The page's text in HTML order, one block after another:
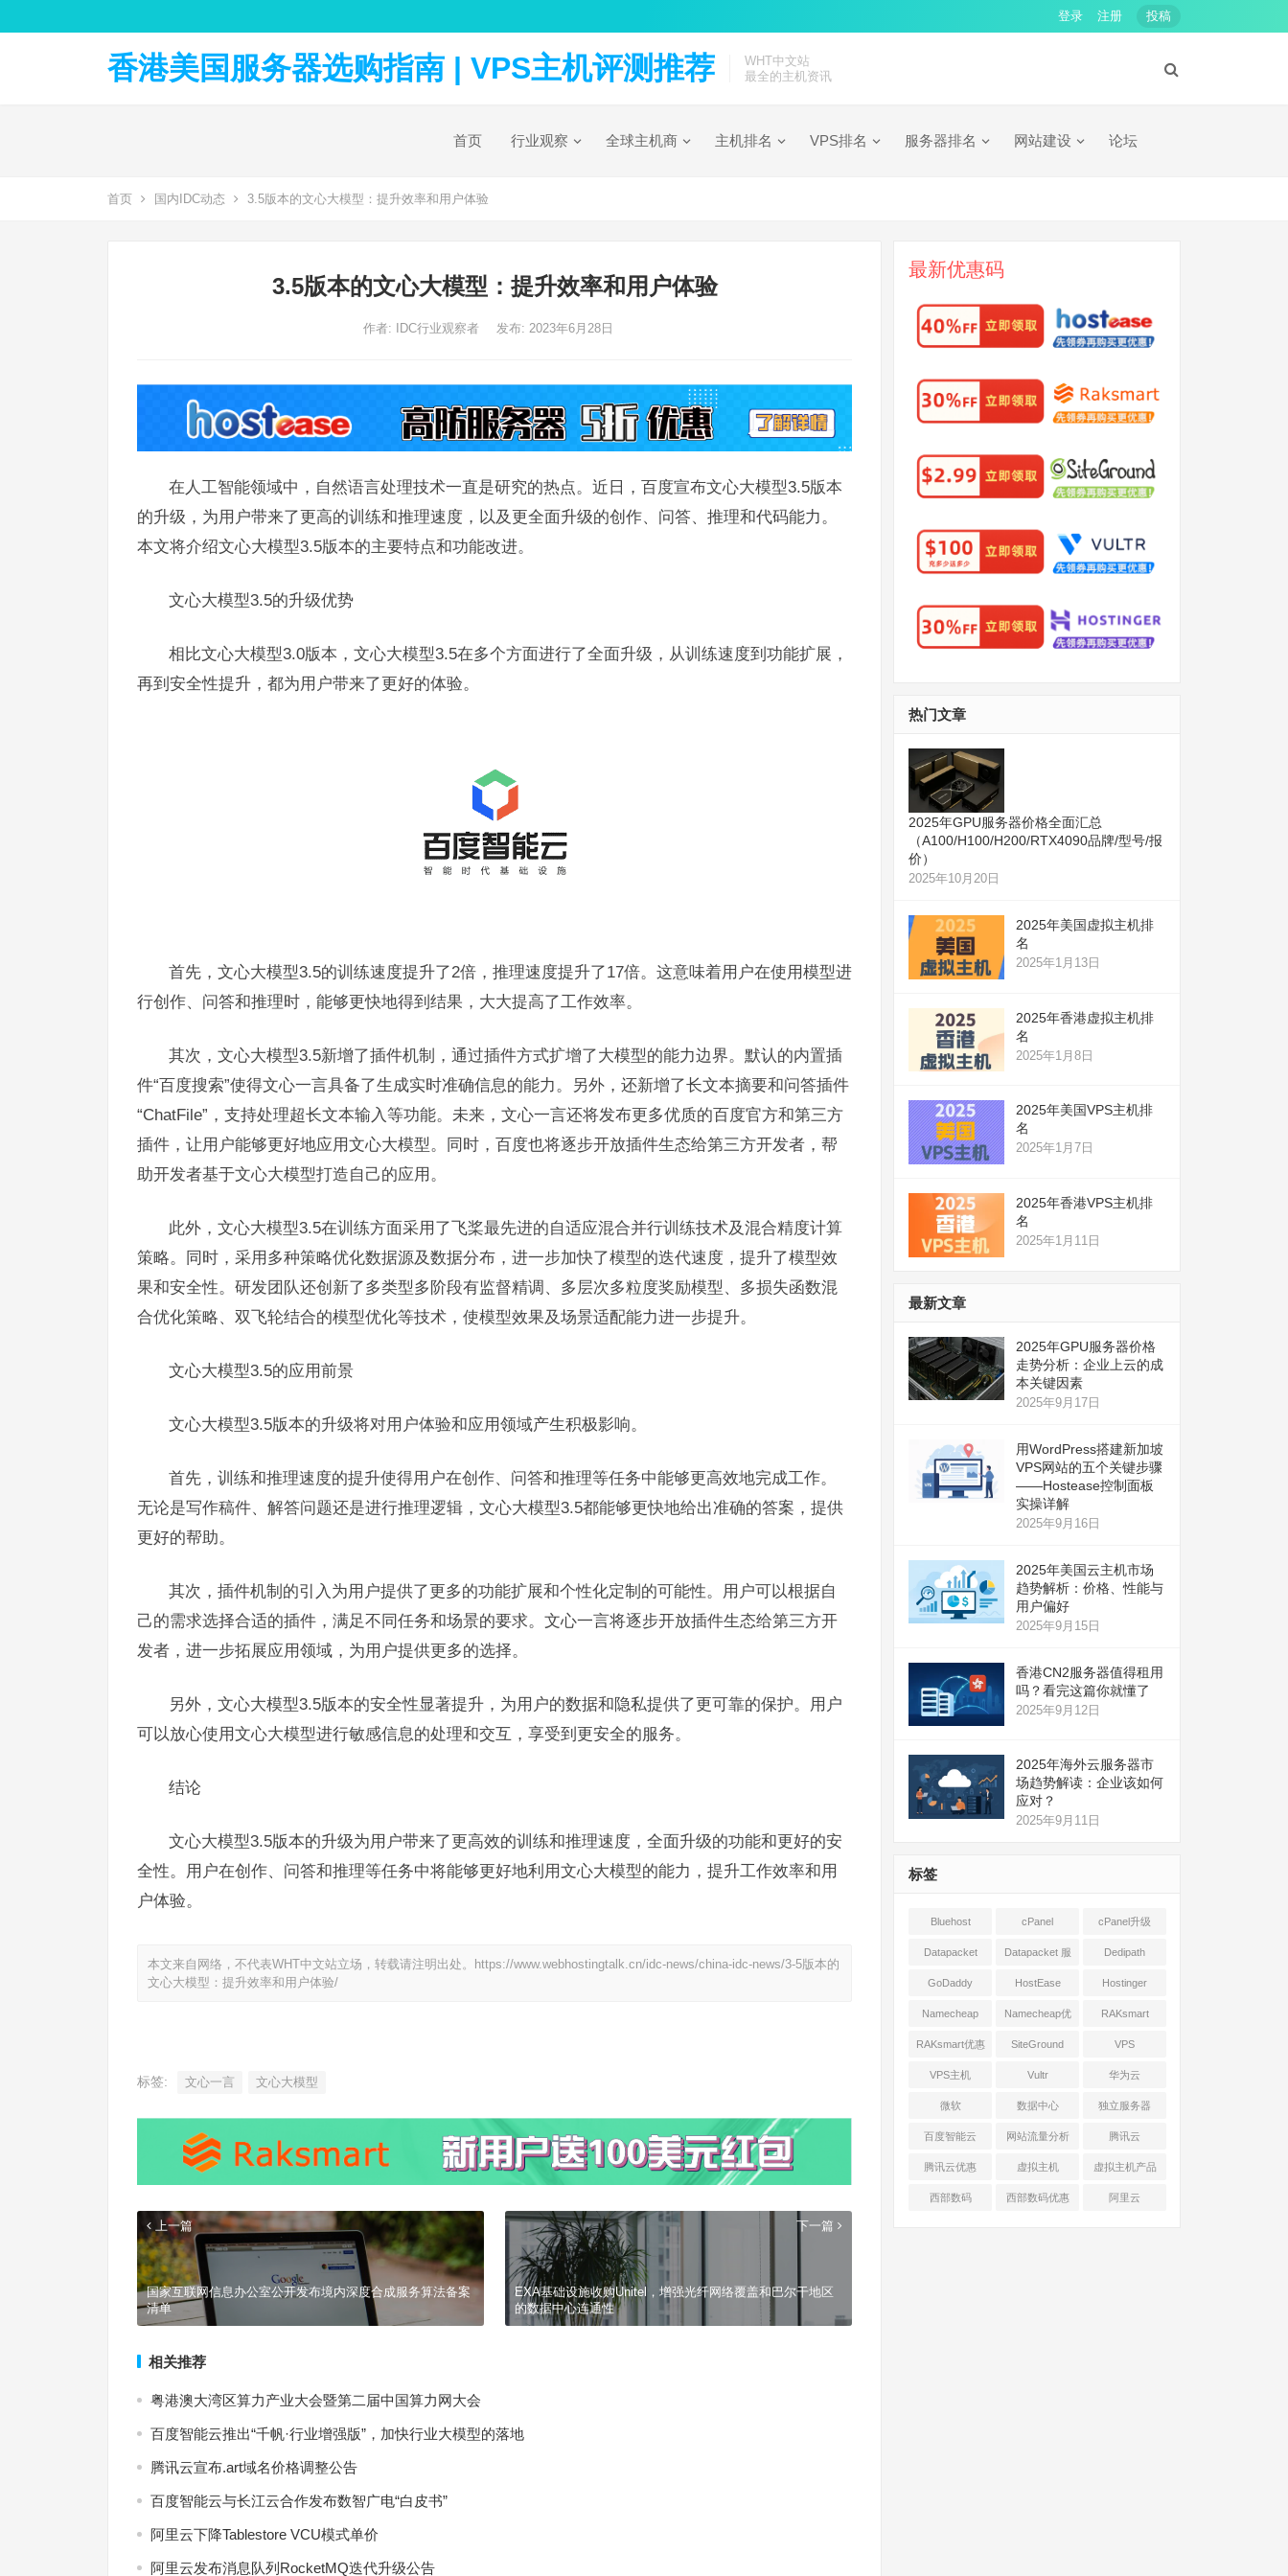
登录 注册 投稿
香港美国服务器选购指南 | VPS主机评测推荐
WHT中文站
最全的主机资讯
首页 行业观察 全球主机商 主机排名 VPS排名 服务器排名 网站建设 论坛
首页 国内IDC动态 3.5版本的文心大模型：提升效率和用户体验
3.5版本的文心大模型：提升效率和用户体验
作者: IDC行业观察者 发布: 2023年6月28日
在人工智能领域中，自然语言处理技术一直是研究的热点。近日，百度宣布文心大模型3.5版本
的升级，为用户带来了更高的训练和推理速度，以及更全面升级的创作、问答、推理和代码能力。
本文将介绍文心大模型3.5版本的主要特点和功能改进。
文心大模型3.5的升级优势
相比文心大模型3.0版本，文心大模型3.5在多个方面进行了全面升级，从训练速度到功能扩展，
再到安全性提升，都为用户带来了更好的体验。
首先，文心大模型3.5的训练速度提升了2倍，推理速度提升了17倍。这意味着用户在使用模型进
行创作、问答和推理时，能够更快地得到结果，大大提高了工作效率。
其次，文心大模型3.5新增了插件机制，通过插件方式扩增了大模型的能力边界。默认的内置插
件“百度搜索”使得文心一言具备了生成实时准确信息的能力。另外，还新增了长文本摘要和问答插件
“ChatFile”，支持处理超长文本输入等功能。未来，文心一言还将发布更多优质的百度官方和第三方
插件，让用户能够更好地应用文心大模型。同时，百度也将逐步开放插件生态给第三方开发者，帮
助开发者基于文心大模型打造自己的应用。
此外，文心大模型3.5在训练方面采用了飞桨最先进的自适应混合并行训练技术及混合精度计算
策略。同时，采用多种策略优化数据源及数据分布，进一步加快了模型的迭代速度，提升了模型效
果和安全性。研发团队还创新了多类型多阶段有监督精调、多层次多粒度奖励模型、多损失函数混
合优化策略、双飞轮结合的模型优化等技术，使模型效果及场景适配能力进一步提升。
文心大模型3.5的应用前景
文心大模型3.5版本的升级将对用户体验和应用领域产生积极影响。
首先，训练和推理速度的提升使得用户在创作、问答和推理等任务中能够更高效地完成工作。
无论是写作稿件、解答问题还是进行推理逻辑，文心大模型3.5都能够更快地给出准确的答案，提供
更好的帮助。
其次，插件机制的引入为用户提供了更多的功能扩展和个性化定制的可能性。用户可以根据自
己的需求选择合适的插件，满足不同任务和场景的要求。文心一言将逐步开放插件生态给第三方开
发者，进一步拓展应用领域，为用户提供更多的选择。
另外，文心大模型3.5版本的安全性显著提升，为用户的数据和隐私提供了更可靠的保护。用户
可以放心使用文心大模型进行敏感信息的处理和交互，享受到更安全的服务。
结论
文心大模型3.5版本的升级为用户带来了更高效的训练和推理速度，全面升级的功能和更好的安
全性。用户在创作、问答和推理等任务中将能够更好地利用文心大模型的能力，提升工作效率和用
户体验。
本文来自网络，不代表WHT中文站立场，转载请注明出处。
https://www.webhostingtalk.cn/idc-news/china-idc-news/3-5版本的
文心大模型：提升效率和用户体验/
标签: 文心一言 文心大模型
上一篇
国家互联网信息办公室公开发布境内深度合成服务算法备案
清单
下一篇
EXA基础设施收购Unitel，增强光纤网络覆盖和巴尔干地区
的数据中心连通性
相关推荐
粤港澳大湾区算力产业大会暨第二届中国算力网大会
百度智能云推出“千帆·行业增强版”，加快行业大模型的落地
腾讯云宣布.art域名价格调整公告
百度智能云与长江云合作发布数智广电“白皮书”
阿里云下降Tablestore VCU模式单价
阿里云发布消息队列RocketMQ迭代升级公告
最新优惠码
热门文章
2025年GPU服务器价格全面汇总
（A100/H100/H200/RTX4090品牌/型号/报
价）
2025年10月20日
2025年美国虚拟主机排
名
2025年1月13日
2025年香港虚拟主机排
名
2025年1月8日
2025年美国VPS主机排
名
2025年1月7日
2025年香港VPS主机排
名
2025年1月11日
最新文章
2025年GPU服务器价格
走势分析：企业上云的成
本关键因素
2025年9月17日
用WordPress搭建新加坡
VPS网站的五个关键步骤
——Hostease控制面板
实操详解
2025年9月16日
2025年美国云主机市场
趋势解析：价格、性能与
用户偏好
2025年9月15日
香港CN2服务器值得租用
吗？看完这篇你就懂了
2025年9月12日
2025年海外云服务器市
场趋势解读：企业该如何
应对？
2025年9月11日
标签
Bluehost cPanel cPanel升级
Datapacket Datapacket 服
务器
Dedipath
GoDaddy HostEase Hostinger
Namecheap Namecheap优
惠
RAKsmart
RAKsmart优惠 SiteGround VPS
VPS主机 Vultr 华为云
微软 数据中心 独立服务器
百度智能云 网站流量分析 腾讯云
腾讯云优惠 虚拟主机 虚拟主机产品
对比
西部数码 西部数码优惠 阿里云